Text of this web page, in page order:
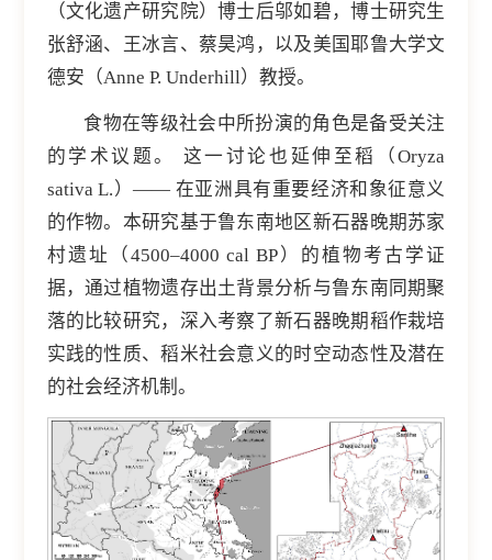
（文化遗产研究院）博士后邬如碧，博士研究生
张舒涵、王冰言、蔡昊鸿，以及美国耶鲁大学文
德安（Anne P. Underhill）教授。
食物在等级社会中所扮演的角色是备受关注
的学术议题。 这一讨论也延伸至稻（Oryza
sativa L.）—— 在亚洲具有重要经济和象征意义
的作物。本研究基于鲁东南地区新石器晚期苏家
村遗址（4500–4000 cal BP）的植物考古学证
据，通过植物遗存出土背景分析与鲁东南同期聚
落的比较研究，深入考察了新石器晚期稻作栽培
实践的性质、稻米社会意义的时空动态性及潜在
的社会经济机制。